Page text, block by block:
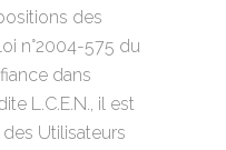
des
n°2004-575 du
dans
L.C.E.N., il est
Utilisateurs